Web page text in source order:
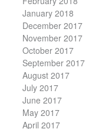
January 2018
December 2017
November 2017
October 2017
September 2017
August 2017
July 2017
June 2017
May 2017
April 2017